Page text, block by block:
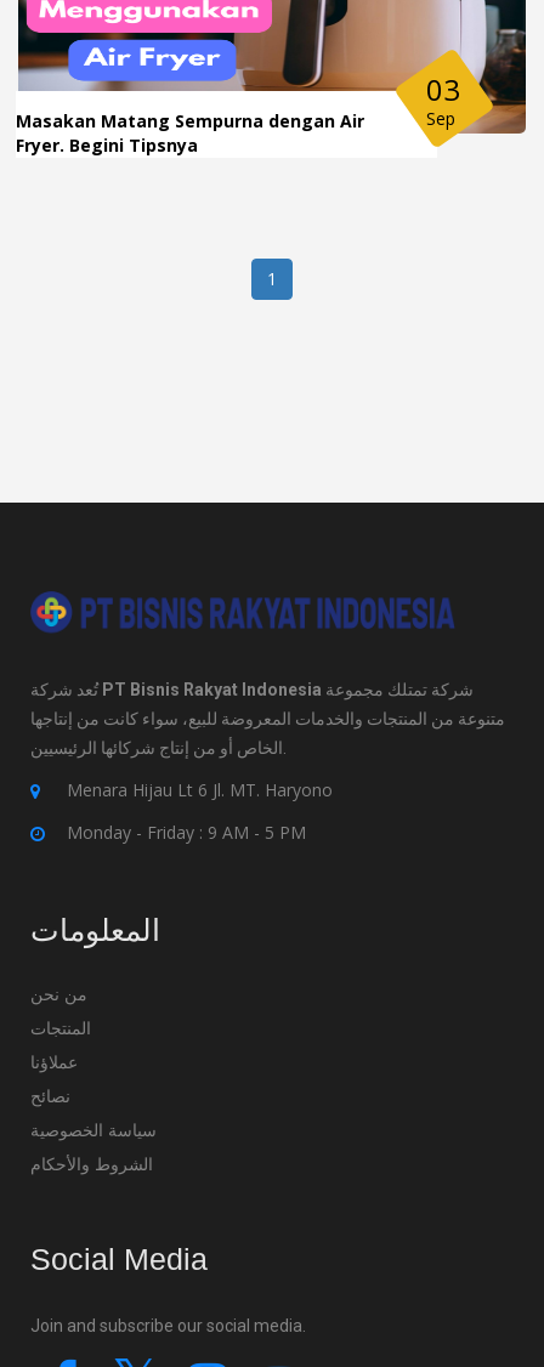
Masakan Matang Sempurna dengan Air
Fryer. Begini Tipsnya
03
Sep
1
تُعد شركة PT Bisnis Rakyat Indonesia
متنوعة من المنتجات والخدمات المعروضة للبيع، سواء كانت من إنتاجها
Menara Hijau Lt 6 Jl. MT. Haryono
Monday - Friday : 9 AM - 5 PM
المعلومات
من نحن
المنتجات
عملاؤنا
سياسة الخصوصية
الشروط والأحكام
Social Media
Join and subscribe our social media.